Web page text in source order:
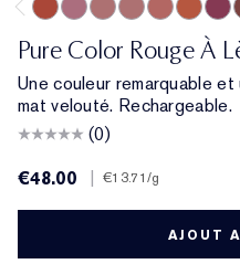
420 Rebellious
669 Stolen
836888
Pure Color Rouge À
Une couleur remarquable
mat velouté. Rechargeable.
(0)
€48.00
€13.71/g
AJOUT